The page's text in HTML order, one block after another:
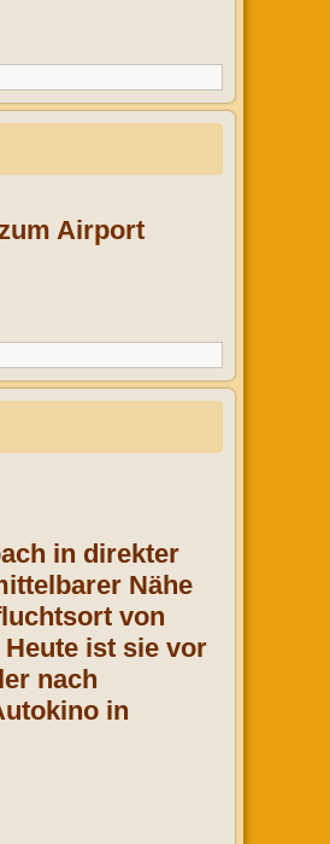
Airport
in direkter
Nähe
von
ist sie vor
nach
in